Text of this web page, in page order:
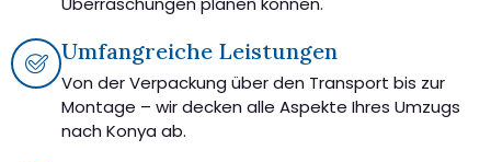
Umfangreiche Leistungen
Von der Verpackung über den Transport bis zur
Montage – wir decken alle Aspekte Ihres Umzugs
nach Konya ab.